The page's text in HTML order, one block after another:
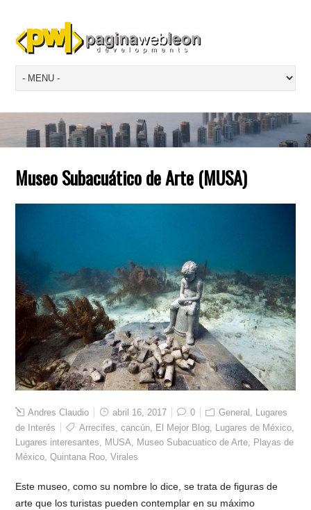
Museo Subacuático de Arte (MUSA)
Andres Claudio abril 16, 2017 0 General
Lugares
de Interés
Arrecifes ,cancún El Mejor Blog Lugares de México
Lugares interesantes
MUSA Museo Subacuatico de Arte Playas de
México ,Quintana Roo ,Virales
Este museo, como su nombre lo dice, se trata de figuras de
arte que los turistas pueden contemplar en su máximo